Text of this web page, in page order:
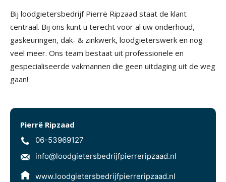
Bij loodgietersbedrijf Pierrë Ripzaad staat de klant
centraal. Bij ons kunt u terecht voor al uw onderhoud,
gaskeuringen, dak- & zinkwerk, loodgieterswerk en nog
veel meer. Ons team bestaat uit professionele en
gespecialiseerde vakmannen die geen uitdaging uit de weg
gaan!
Pierrë Ripzaad
06-53969127
info@loodgietersbedrijfpierreripzaad.nl
www.loodgietersbedrijfpierreripzaad.nl